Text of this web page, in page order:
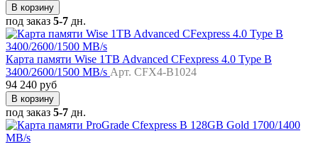
В корзину
под заказ 5-7 дн.
Карта памяти Wise 1TB Advanced CFexpress 4.0 Type B
3400/2600/1500 MB/s Арт. CFX4-B1024
94 240 руб
В корзину
под заказ 5-7 дн.